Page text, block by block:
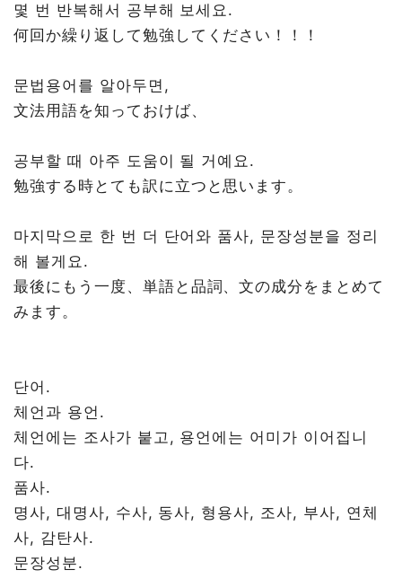
몇 번 반복해서 공부해 보세요.
何回か繰り返して勉強してください！！！
문법용어를 알아두면,
文法用語を知っておけば、
공부할 때 아주 도움이 될 거예요.
勉強する時とても訳に立つと思います。
마지막으로 한 번 더 단어와 품사, 문장성분을 정리
해 볼게요.
最後にもう一度、単語と品詞、文の成分をまとめて
みます。
단어.
체언과 용언.
체언에는 조사가 붙고, 용언에는 어미가 이어집니
다.
품사.
명사, 대명사, 수사, 동사, 형용사, 조사, 부사, 연체
사, 감탄사.
문장성분.